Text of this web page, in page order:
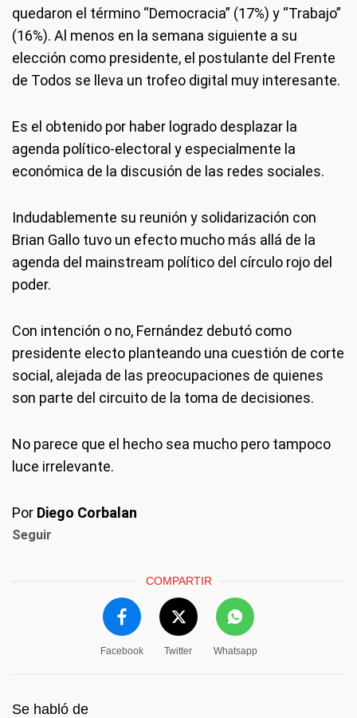
quedaron el término “Democracia” (17%) y “Trabajo”
(16%). Al menos en la semana siguiente a su
elección como presidente, el postulante del Frente
de Todos se lleva un trofeo digital muy interesante.
Es el obtenido por haber logrado desplazar la
agenda político-electoral y especialmente la
económica de la discusión de las redes sociales.
Indudablemente su reunión y solidarización con
Brian Gallo tuvo un efecto mucho más allá de la
agenda del mainstream político del círculo rojo del
poder.
Con intención o no, Fernández debutó como
presidente electo planteando una cuestión de corte
social, alejada de las preocupaciones de quienes
son parte del circuito de la toma de decisiones.
No parece que el hecho sea mucho pero tampoco
luce irrelevante.
Por Diego Corbalan
Seguir
COMPARTIR
Facebook Twitter Whatsapp
Se habló de